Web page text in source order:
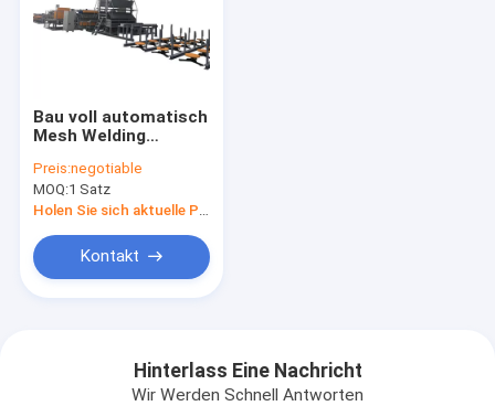
Bau voll automatisch
Mesh Welding
Type rollen
Preis:negotiable
MOQ:1 Satz
Holen Sie sich aktuelle Preis
Kontakt
Hinterlass Eine Nachricht
Wir Werden Schnell Antworten